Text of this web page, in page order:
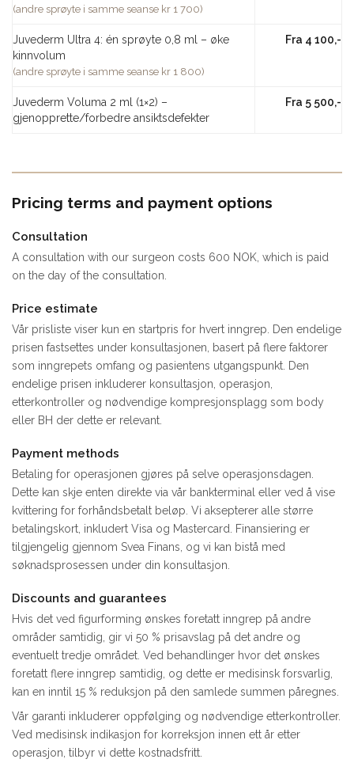
(andre sprøyte i samme seanse kr 1 700)
Juvederm Ultra 4: én sprøyte 0,8 ml – øke
kinnvolum
(andre sprøyte i samme seanse kr 1 800)
Fra 4 100,-
Juvederm Voluma 2 ml (1×2) –
gjenopprette/forbedre ansiktsdefekter
Fra 5 500,-
Pricing terms and payment options
Consultation
A consultation with our surgeon costs 600 NOK, which is paid
on the day of the consultation.
Price estimate
Vår prisliste viser kun en startpris for hvert inngrep. Den endelige
prisen fastsettes under konsultasjonen, basert på flere faktorer
som inngrepets omfang og pasientens utgangspunkt. Den
endelige prisen inkluderer konsultasjon, operasjon,
etterkontroller og nødvendige kompresjonsplagg som body
eller BH der dette er relevant.
Payment methods
Betaling for operasjonen gjøres på selve operasjonsdagen.
Dette kan skje enten direkte via vår bankterminal eller ved å vise
kvittering for forhåndsbetalt beløp. Vi aksepterer alle større
betalingskort, inkludert Visa og Mastercard. Finansiering er
tilgjengelig gjennom Svea Finans, og vi kan bistå med
søknadsprosessen under din konsultasjon.
Discounts and guarantees
Hvis det ved figurforming ønskes foretatt inngrep på andre
områder samtidig, gir vi 50 % prisavslag på det andre og
eventuelt tredje området. Ved behandlinger hvor det ønskes
foretatt flere inngrep samtidig, og dette er medisinsk forsvarlig,
kan en inntil 15 % reduksjon på den samlede summen påregnes.
Vår garanti inkluderer oppfølging og nødvendige etterkontroller.
Ved medisinsk indikasjon for korreksjon innen ett år etter
operasjon, tilbyr vi dette kostnadsfritt.